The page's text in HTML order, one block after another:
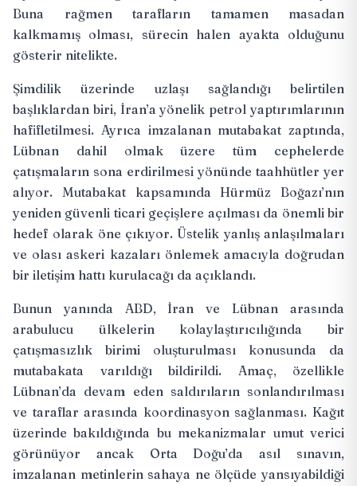
Buna rağmen tarafların tamamen masadan
kalkmamış olması, sürecin halen ayakta olduğunu
gösterir nitelikte.
Şimdilik üzerinde uzlaşı sağlandığı belirtilen
başlıklardan biri, İran’a yönelik petrol yaptırımlarının
hafifletilmesi. Ayrıca imzalanan mutabakat zaptında,
Lübnan dahil olmak üzere tüm cephelerde
çatışmaların sona erdirilmesi yönünde taahhütler yer
alıyor. Mutabakat kapsamında Hürmüz Boğazı’nın
yeniden güvenli ticari geçişlere açılması da önemli bir
hedef olarak öne çıkıyor. Üstelik yanlış anlaşılmaları
ve olası askeri kazaları önlemek amacıyla doğrudan
bir iletişim hattı kurulacağı da açıklandı.
Bunun yanında ABD, İran ve Lübnan arasında
arabulucu ülkelerin kolaylaştırıcılığında bir
çatışmasızlık birimi oluşturulması konusunda da
mutabakata varıldığı bildirildi. Amaç, özellikle
Lübnan’da devam eden saldırıların sonlandırılması
ve taraflar arasında koordinasyon sağlanması. Kağıt
üzerinde bakıldığında bu mekanizmalar umut verici
görünüyor ancak Orta Doğu’da asıl sınavın,
imzalanan metinlerin sahaya ne ölçüde yansıyabildiği